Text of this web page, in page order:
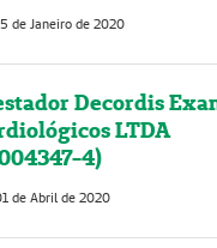
de Janeiro de 2020
Decordis
LTDA
4)
de Abril de 2020